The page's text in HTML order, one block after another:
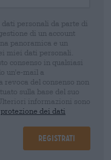
personali da parte di
di un account
panoramica e un
miei dati personali.
consenso in qualsiasi
un'e-mail a
revoca del consenso non
sulla base del suo
informazioni sono
dei dati
Registrati